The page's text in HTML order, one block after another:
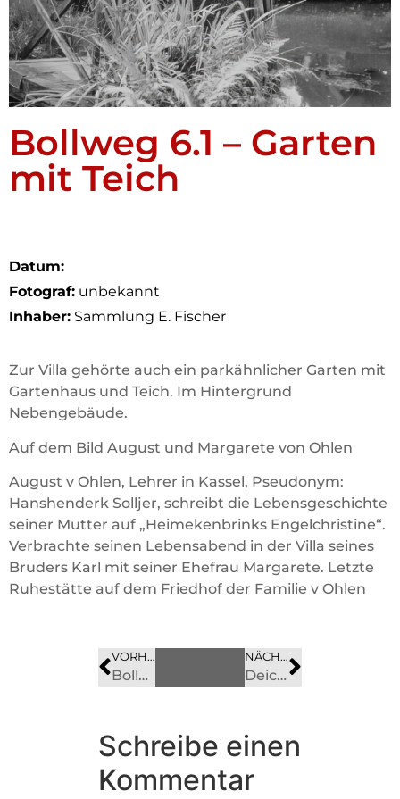
Bollweg 6.1 – Garten
mit Teich
Datum:
Fotograf: unbekannt
Inhaber: Sammlung E. Fischer
Zur Villa gehörte auch ein parkähnlicher Garten mit
Gartenhaus und Teich. Im Hintergrund
Nebengebäude.
Auf dem Bild August und Margarete von Ohlen
August v Ohlen, Lehrer in Kassel, Pseudonym:
Hanshenderk Solljer, schreibt die Lebensgeschichte
seiner Mutter auf „Heimekenbrinks Engelchristine“.
Verbrachte seinen Lebensabend in der Villa seines
Bruders Karl mit seiner Ehefrau Margarete. Letzte
Ruhestätte auf dem Friedhof der Familie v Ohlen
VORHERIGES
Bollweg 6
NÄCHSTES
Deichstraße 1.1
Schreibe einen
Kommentar